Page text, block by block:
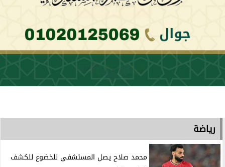
رياضة
محمد صلاح يصل المستشفى للخضوع للكشف